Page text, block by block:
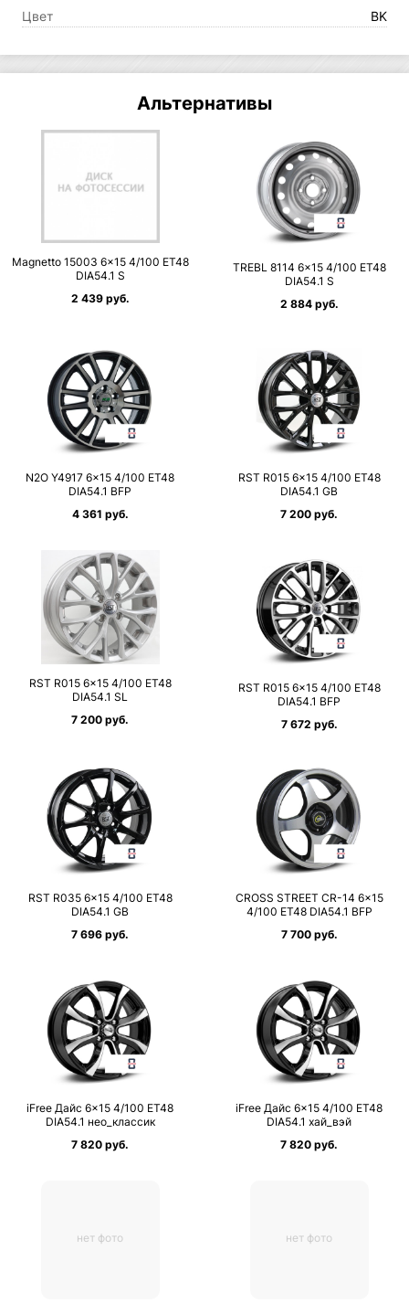
Цвет BK
Альтернативы
Magnetto 15003 6×15 4/100 ET48
DIA54.1 S
2 439 руб.
TREBL 8114 6×15 4/100 ET48
DIA54.1 S
2 884 руб.
N2O Y4917 6×15 4/100 ET48
DIA54.1 BFP
4 361 руб.
RST R015 6×15 4/100 ET48
DIA54.1 GB
7 200 руб.
RST R015 6×15 4/100 ET48
DIA54.1 SL
7 200 руб.
RST R015 6×15 4/100 ET48
DIA54.1 BFP
7 672 руб.
RST R035 6×15 4/100 ET48
DIA54.1 GB
7 696 руб.
CROSS STREET CR-14 6×15
4/100 ET48 DIA54.1 BFP
7 700 руб.
iFree Дайс 6×15 4/100 ET48
DIA54.1 нео_классик
7 820 руб.
iFree Дайс 6×15 4/100 ET48
DIA54.1 хай_вэй
7 820 руб.
нет фото нет фото